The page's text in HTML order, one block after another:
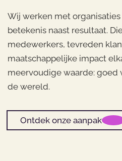
Wij werken met
betekenis naast resultaat.
medewerkers, tevreden
maatschappelijke impact
meervoudige waarde: goed
de wereld.
Ontdek onze aanpak